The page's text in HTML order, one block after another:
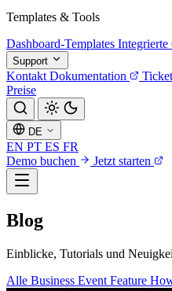
Templates & Tools
Dashboard-Templates Integrierte
Support
Kontakt Dokumentation
Preise
DE
EN PT ES FR
Demo buchen
Jetzt starten
Blog
Einblicke, Tutorials und
Alle Business Event Feature